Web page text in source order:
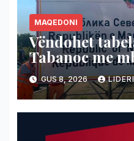
MAQEDONI
Vëndohet
Tabanoc me
shqip
GUS 8, 2026